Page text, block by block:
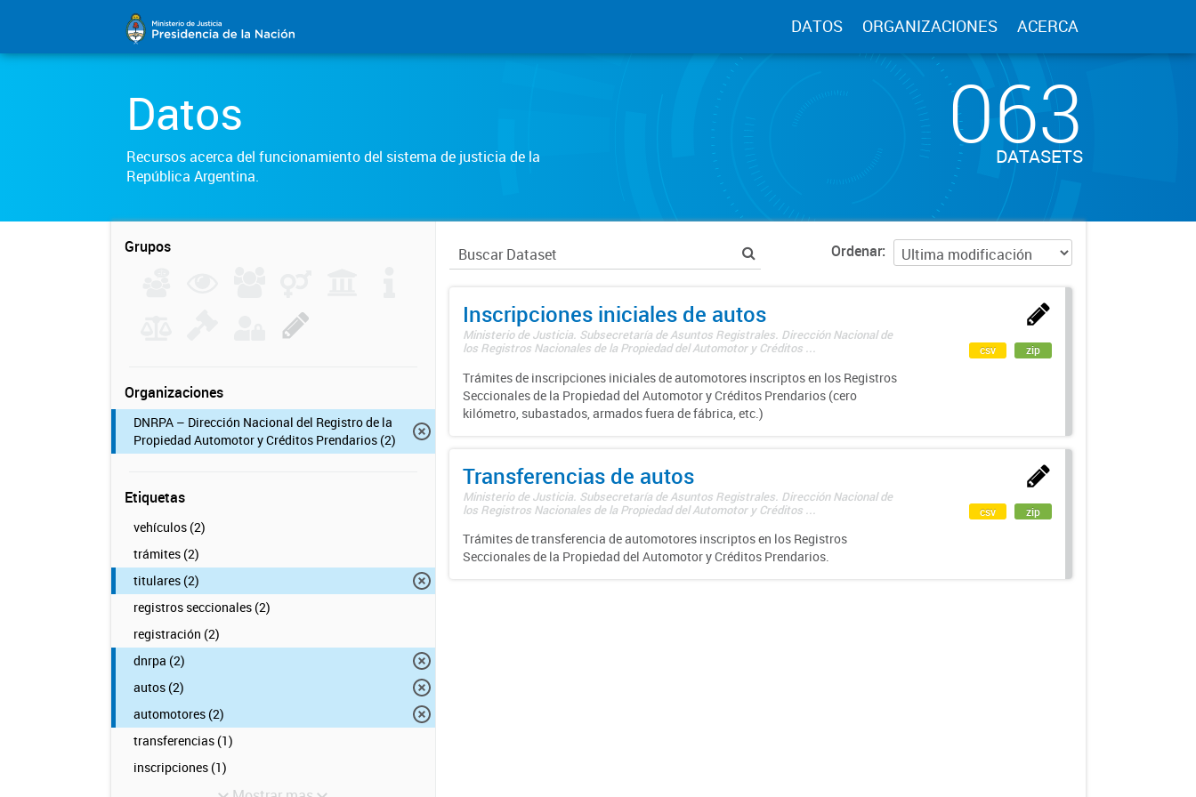
DATOS ORGANIZACIONES ACERCA
Datos
Recursos acerca del funcionamiento del sistema de justicia de la
República Argentina.
063
DATASETS
Grupos
Organizaciones
DNRPA – Dirección Nacional del Registro de la
Propiedad Automotor y Créditos Prendarios (2)
Etiquetas
vehículos (2)
trámites (2)
titulares (2)
registros seccionales (2)
registración (2)
dnrpa (2)
autos (2)
automotores (2)
transferencias (1)
inscripciones (1)
Ordenar
Inscripciones iniciales de autos
Ministerio de Justicia. Subsecretaría de Asuntos Registrales. Dirección Nacional de
los Registros Nacionales de la Propiedad del Automotor y Créditos ...
Trámites de inscripciones iniciales de automotores inscriptos en los Registros
Seccionales de la Propiedad del Automotor y Créditos Prendarios (cero
kilómetro, subastados, armados fuera de fábrica, etc.)
csv zip
Transferencias de autos
Ministerio de Justicia. Subsecretaría de Asuntos Registrales. Dirección Nacional de
los Registros Nacionales de la Propiedad del Automotor y Créditos ...
Trámites de transferencia de automotores inscriptos en los Registros
Seccionales de la Propiedad del Automotor y Créditos Prendarios.
csv zip